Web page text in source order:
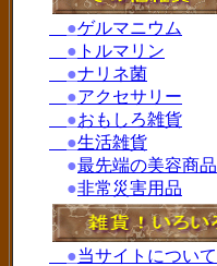
●ゲルマニウム
● トルマリン
●ナリネ菌
●アクセサリー
●おもしろ雑貨
●生活雑貨
●最先端の美容商品
●非常災害用品
●当サイトについて